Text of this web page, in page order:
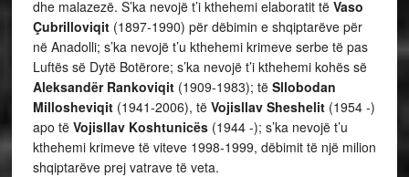
dhe malazezë. S’ka nevojë t’i kthehemi elaboratit të Vaso
Çubrilloviqit(1897-1990) për dëbimin e shqiptarëve për
në Anadolli; s’ka nevojë t’u kthehemi krimeve serbe të pas
Luftës së Dytë Botërore; s’ka nevojë t’i kthehemi kohës së
Aleksandër Rankoviqit(1909-1983); të Sllobodan
Millosheviqit(1941-2006), të Vojisllav Sheshelit(1954 -)
apo të Vojisllav Koshtunicës(1944 -); s’ka nevojë t’u
kthehemi krimeve të viteve 1998-1999, dëbimit të një milion
shqiptarëve prej vatrave të veta.